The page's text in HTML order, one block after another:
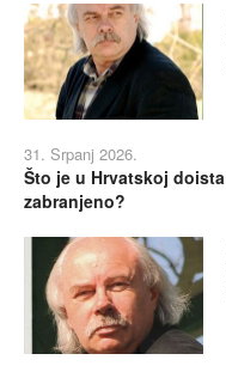
31. Srpanj 2026.
Što je u Hrvatskoj doista
zabranjeno?